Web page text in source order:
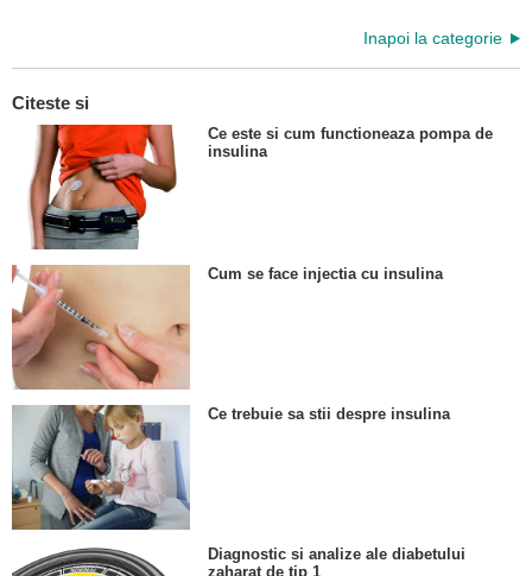
Inapoi la categorie
Citeste si
Ce este si cum functioneaza pompa de
insulina
Cum se face injectia cu insulina
Ce trebuie sa stii despre insulina
Diagnostic si analize ale diabetului
zaharat de tip 1